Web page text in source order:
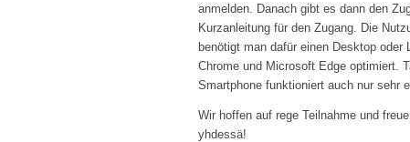
anmelden. Danach gibt es dann den
Kurzanleitung für den Zugang. Die
benötigt man dafür einen Desktop
Chrome und Microsoft Edge optimiert.
Smartphone funktioniert auch nur sehr
Wir hoffen auf rege Teilnahme und
yhdessä!